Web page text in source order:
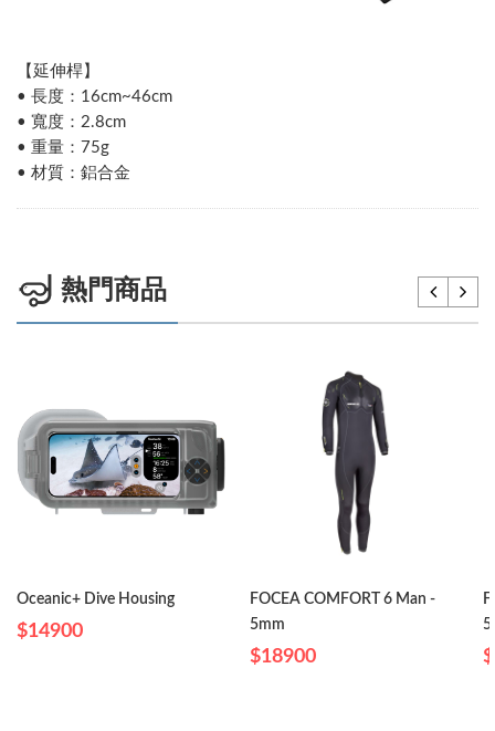
【延伸桿】
• 長度：16cm~46cm
• 寬度：2.8cm
• 重量：75g
• 材質：鋁合金
熱門商品
Oceanic+ Dive Housing
$14900
FOCEA COMFORT 6 Man -
5mm
$18900